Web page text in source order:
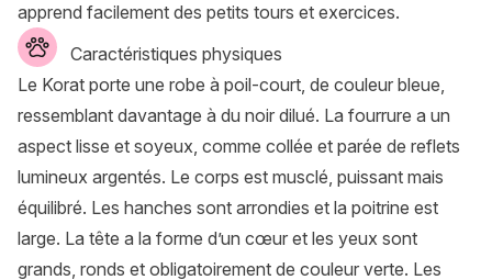
apprend facilement des petits tours et exercices.
Caractéristiques physiques
Le Korat porte une robe à poil-court, de couleur bleue,
ressemblant davantage à du noir dilué. La fourrure a un
aspect lisse et soyeux, comme collée et parée de reflets
lumineux argentés. Le corps est musclé, puissant mais
équilibré. Les hanches sont arrondies et la poitrine est
large. La tête a la forme d’un cœur et les yeux sont
grands, ronds et obligatoirement de couleur verte. Les